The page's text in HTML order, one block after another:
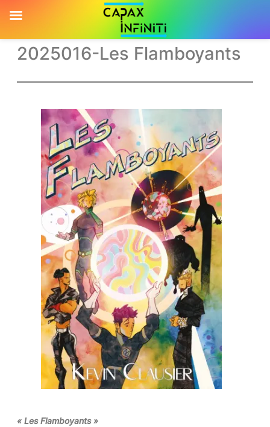
Aller
au
contenu
2025016-Les Flamboyants
« Les Flamboyants »